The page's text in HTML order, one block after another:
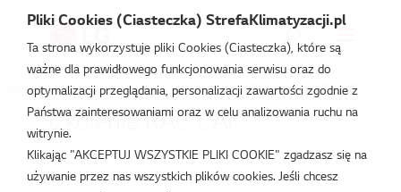
Strefa Klimatyzacji /Wydarzenia/RAC/CAC/Szkolenie RAC CAC
Szkolenie RAC CAC
lis 26, 2019
Pliki Cookies (Ciasteczka) StrefaKlimatyzacji.pl
Ta strona wykorzystuje pliki Cookies (Ciasteczka), które są
ważne dla prawidłowego funkcjonowania serwisu oraz do
optymalizacji przeglądania, personalizacji zawartości zgodnie z
Państwa zainteresowaniami oraz w celu analizowania ruchu na
witrynie.
Klikając "AKCEPTUJ WSZYSTKIE PLIKI COOKIE" zgadzasz się na
używanie przez nas wszystkich plików cookies. Jeśli chcesz